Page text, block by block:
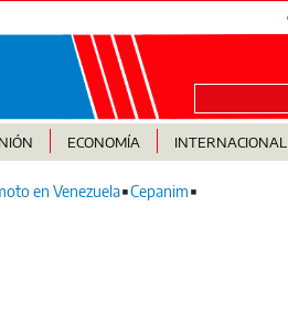
ECONOMÍA INTERNACIONAL
en Venezuela Cepanim